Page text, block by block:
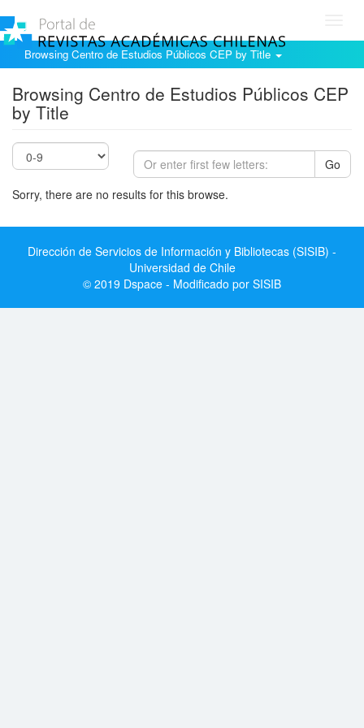
Browsing Centro de Estudios Públicos CEP by Title
Browsing Centro de Estudios Públicos CEP
by Title
Go
Sorry, there are no results for this browse.
Dirección de Servicios de Información y Bibliotecas (SISIB) -
Universidad de Chile
© 2019 Dspace - Modificado por SISIB